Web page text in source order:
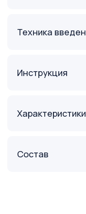
Техника
Инструкция
Характеристики
Состав